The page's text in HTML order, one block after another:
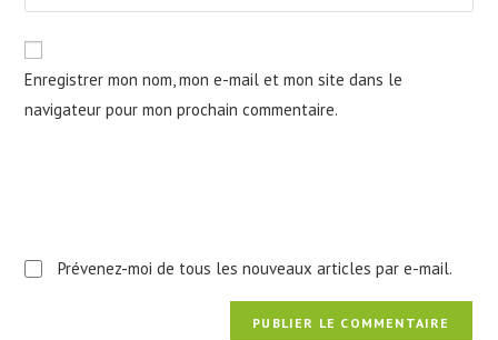
comment
l’URL
votre
site
(facultatif)
Enregistrer mon nom, mon e-mail et mon site dans le
navigateur pour mon prochain commentaire.
Prévenez-moi de tous les nouveaux articles par e-mail.